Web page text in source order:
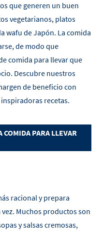
que generen un buen
vegetarianos, platos
wafu de Japón. La comida
de modo que
comida para llevar que
Descubre nuestros
de beneficio con
recetas.
PARA LLEVAR
racional y prepara
Muchos productos son
y salsas cremosas,